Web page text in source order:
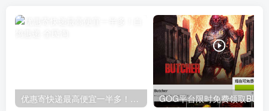
优惠寄快递最高便宜一半多！白鸽惠递